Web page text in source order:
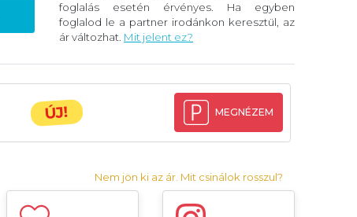
foglalás esetén érvényes. Ha egyben
foglalod le a partner irodánkon keresztül, az
ár változhat. Mit jelent ez?
ÚJ! MEGNÉZEM
Nem jön ki az ár. Mit csinálok rosszul?